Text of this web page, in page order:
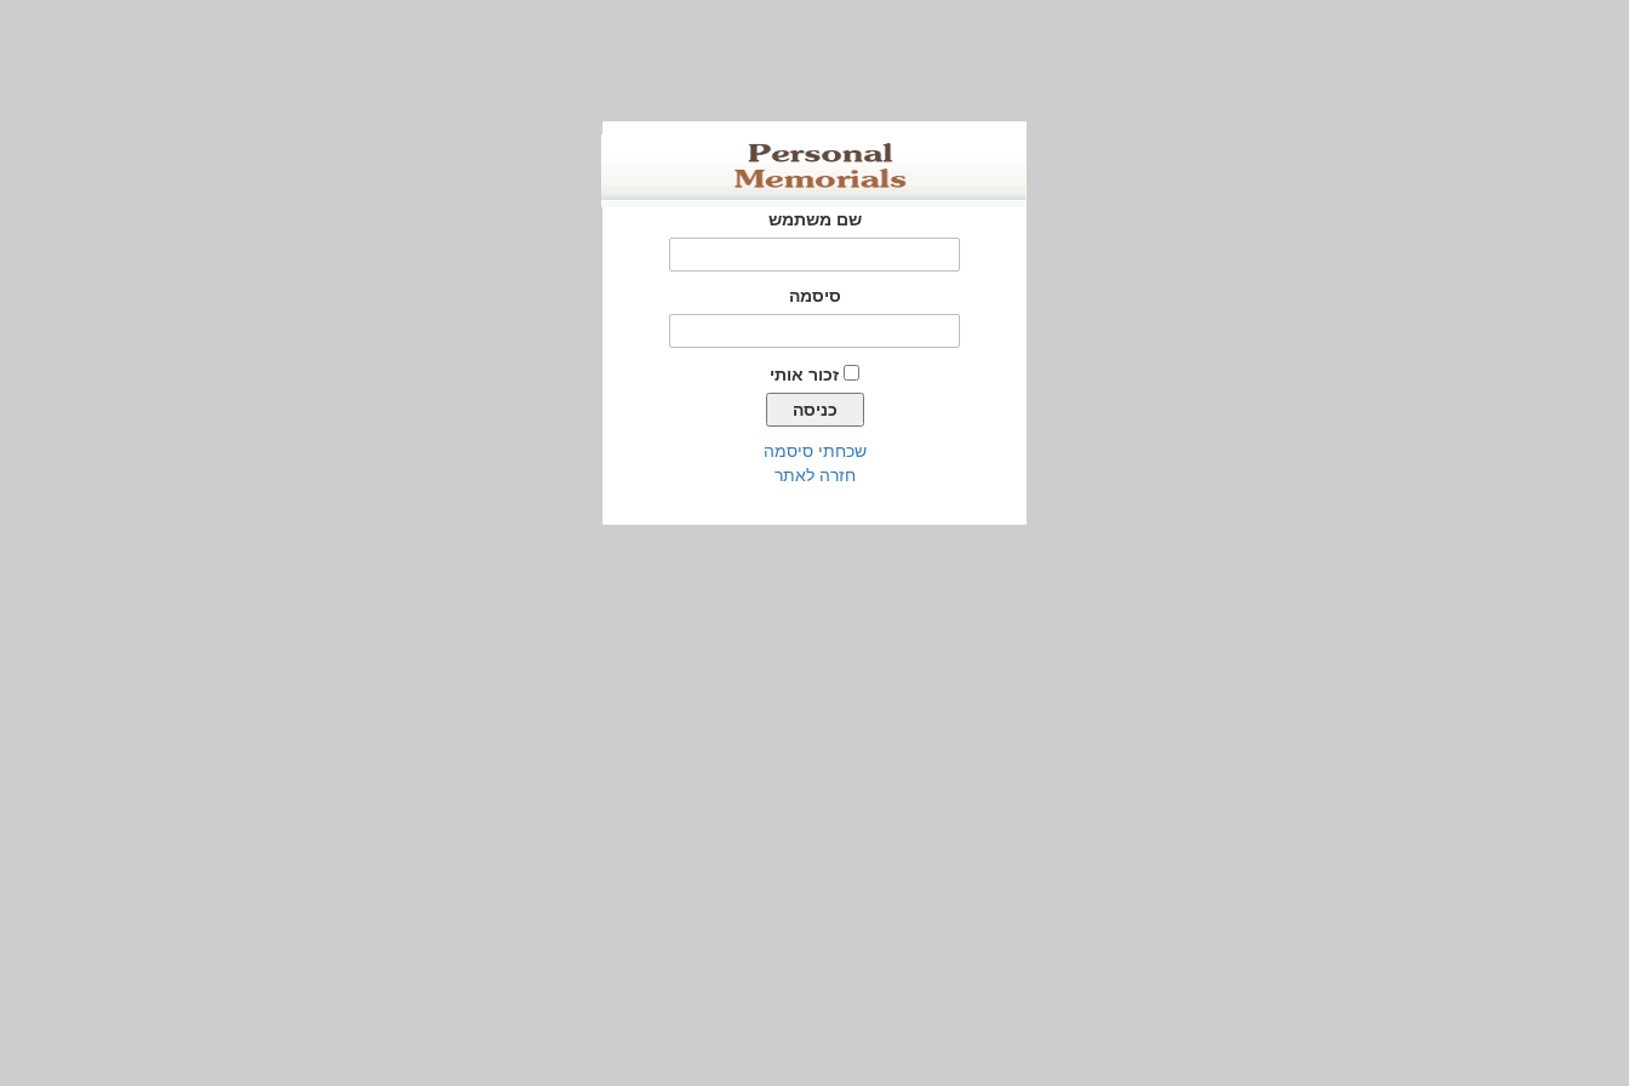
שם משתמש
סיסמה
זכור אותי
שכחתי סיסמה
חזרה לאתר